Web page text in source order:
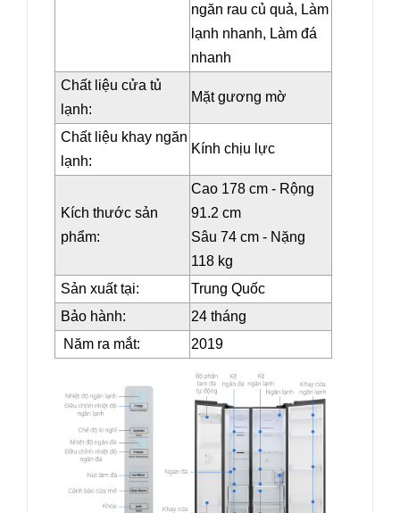
ngăn rau củ quả, Làm
lạnh nhanh, Làm đá
nhanh
Chất liệu cửa tủ
lạnh:
Mặt gương mờ
Chất liệu khay ngăn
lạnh:
Kính chịu lực
Kích thước sản
phẩm:
Cao 178 cm - Rộng
91.2 cm
Sâu 74 cm - Nặng
118 kg
Sản xuất tại:
Trung Quốc
Bảo hành:
24 tháng
Năm ra mắt:
2019